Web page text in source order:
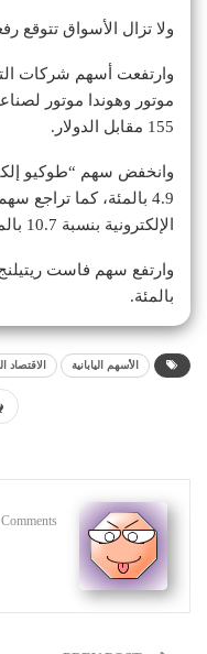
ولا تزال الأسواق تتوقع رفعها 25 نقطة أساس أخرى هذا
وارتفعت أسهم شركات
موتور وهوندا موتور
155 مقابل الدولار.
وانخفض سهم “طوكيو
4.9 بالمئة، كما تراجع
الإلكترونية بنسبة 10.7 بالمئة.
بالمئة.
الأسهم اليابانية الاقتصاد